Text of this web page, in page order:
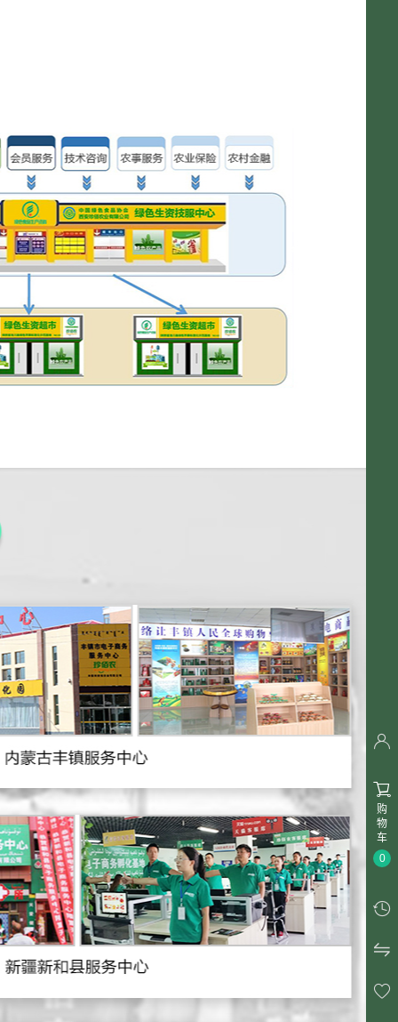


购
物
车
0


